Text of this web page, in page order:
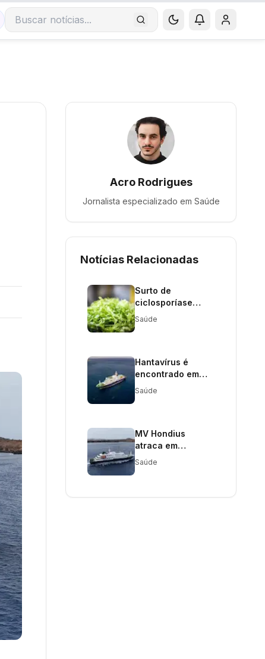
Buscar notícias
Acro Rodrigues
Jornalista especializado em Saúde
Notícias Relacionadas
Surto de
ciclosporíase
vinculado à alface
Saúde
Hantavírus é
encontrado em
roedores na Terra
Saúde
MV Hondius
atraca em
Rotterdam após
Saúde